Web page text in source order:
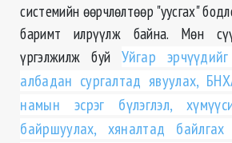
системийн өөрчлөлтөөр "уусгах"
баримт илрүүлж байна. Мөн
үргэлжилж буйУйгар
албадан сургалтад явуулах,
намын эсрэг бүлэглэл,
байршуулах, хяналтад